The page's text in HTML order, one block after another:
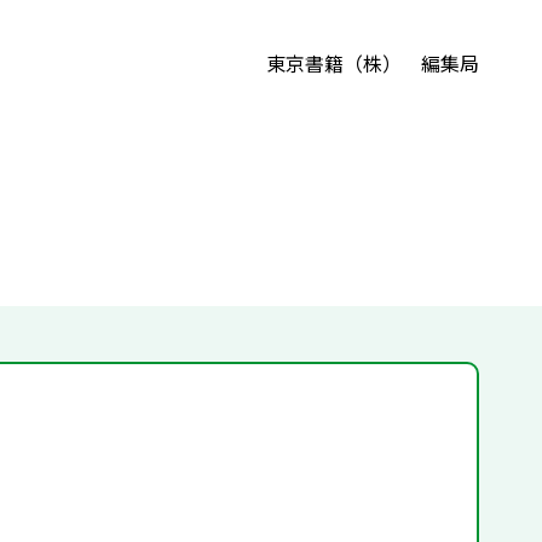
東京書籍（株） 編集局